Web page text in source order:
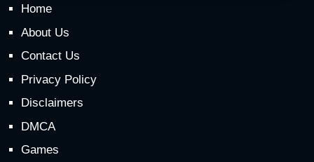
Home
About Us
Contact Us
Privacy Policy
Disclaimers
DMCA
Games